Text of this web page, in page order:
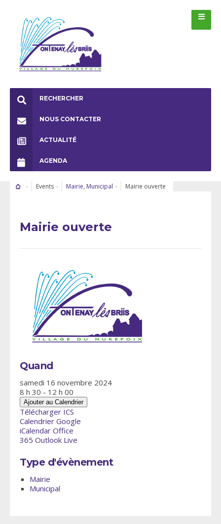
RECHERCHER
NOUS CONTACTER
ACTUALITÉ
AGENDA
Events Mairie, Municipal Mairie ouverte
Mairie ouverte
Quand
samedi 16 novembre 2024
8 h 30 - 12 h 00
Ajouter au Calendrier
Télécharger ICS
Calendrier Google
iCalendar Office
365 Outlook Live
Type d'évènement
Mairie
Municipal